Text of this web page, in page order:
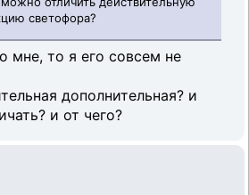
светофора?
мне, то я его совсем не
дополнительная? и
и от чего?